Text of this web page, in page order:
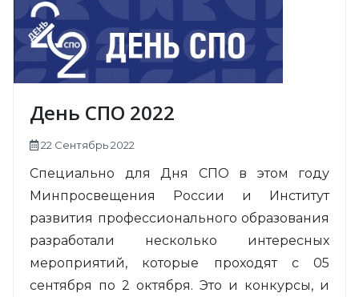
День СПО 2022
22 Сентябрь 2022
Специально для Дня СПО в этом году
Минпросвещения России и Институт
развития профессионального образования
разработали несколько интересных
мероприятий, которые проходят с 05
сентября по 2 октября. Это и конкурсы, и